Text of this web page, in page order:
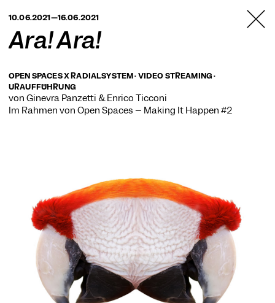
BERLIN
10.06.2021—16.06.2021
Ara! Ara!
OPEN SPACES X RADIALSYSTEM · VIDEO STREAMING ·
URAUFFÜHRUNG
von Ginevra Panzetti & Enrico Ticconi
Im Rahmen von Open Spaces – Making It Happen #2